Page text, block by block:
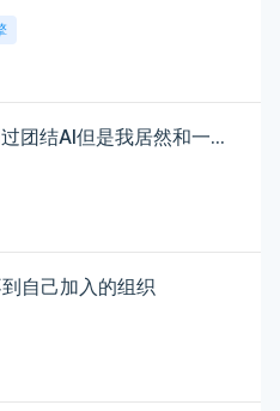
团结AI问题，我从未使用过团结AI但是我居然和一家公司绑定了！！！我该怎么办
自己加入的组织